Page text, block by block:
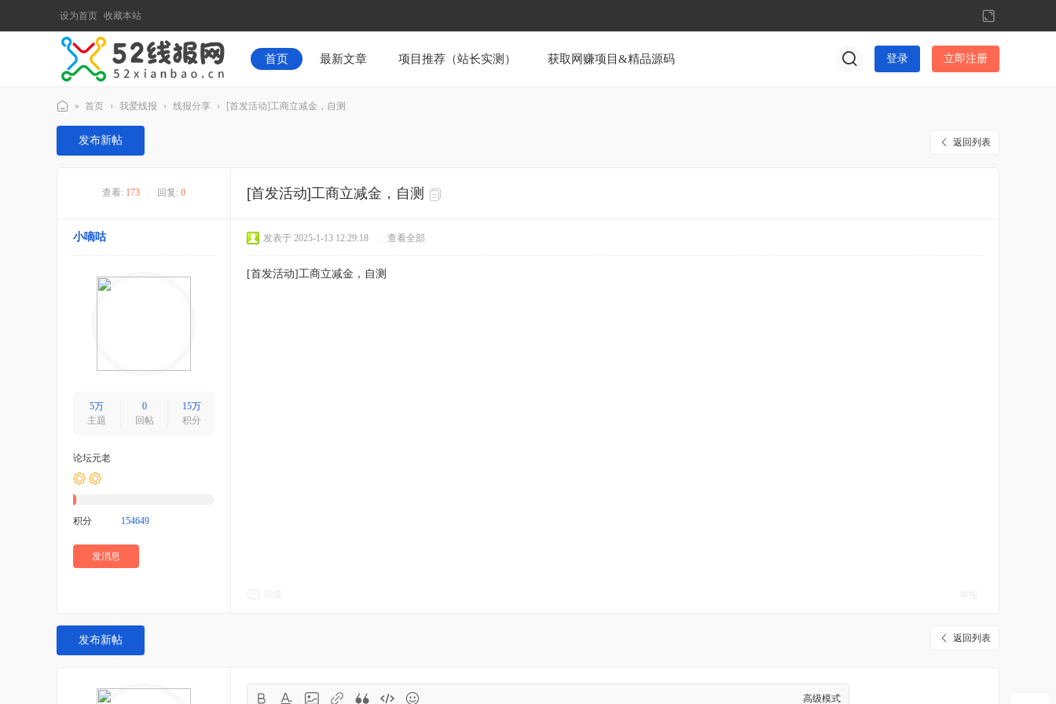
设为首页 收藏本站
切
换
到
宽
首页 最新文章 项目推荐（站长实测） 获取网赚项目&精品源码 登录 立即注册
52
线
» 首页 › 我爱线报 › 线报分享 › [首发活动]工商立减金，自测
返回列表
发布新帖
查看: 173 回复: 0 [首发活动]工商立减金，自测
小嘀咕
5万
主题
0
回帖
15万
积分
论坛元老
积分 154649
发消息
发表于 2025-1-13 12:29:18 查看全部
[首发活动]工商立减金，自测
返回列表
发布新帖
高级模式